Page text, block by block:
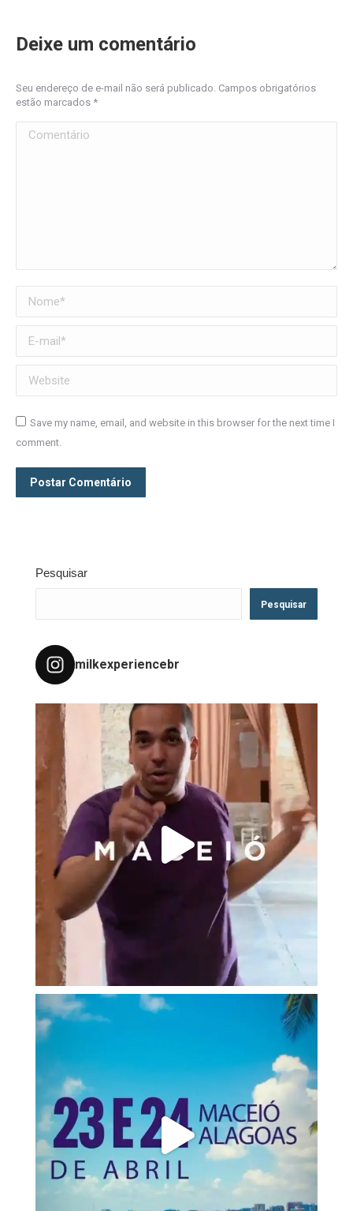
Deixe um comentário
Seu endereço de e-mail não será publicado. Campos obrigatórios
estão marcados *
Comentário
Nome *
E-mail *
Website
Save my name, email, and website in this browser for the next time I
comment.
Postar Comentário
Pesquisar
Pesquisar
milkexperiencebr